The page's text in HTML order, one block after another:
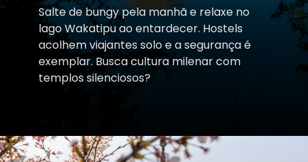
Salte de bungy pela manhã e relaxe no
lago Wakatipu ao entardecer. Hostels
acolhem viajantes solo e a segurança é
exemplar. Busca cultura milenar com
templos silenciosos?